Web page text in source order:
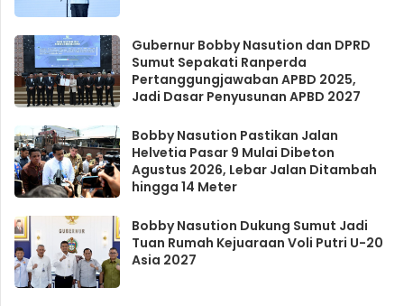
Gubernur Bobby Nasution dan DPRD
Sumut Sepakati Ranperda
Pertanggungjawaban APBD 2025,
Jadi Dasar Penyusunan APBD 2027
Bobby Nasution Pastikan Jalan
Helvetia Pasar 9 Mulai Dibeton
Agustus 2026, Lebar Jalan Ditambah
hingga 14 Meter
Bobby Nasution Dukung Sumut Jadi
Tuan Rumah Kejuaraan Voli Putri U-20
Asia 2027